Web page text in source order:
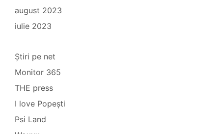
august 2023
iulie 2023
Știri pe net
Monitor 365
THE press
I love Popești
Psi Land